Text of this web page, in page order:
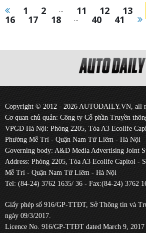
1 2 ... 11 12 13
16 17 18 ... 40 41
Copyright © 2012 - 2026 AUTODAILY.VN, all
Cơ quan chủ quản: Công ty Cổ phần Truyền
VPGD Hà Nội: Phòng 2205, Tòa A3 Ecolife
Phường Mễ Trì - Quận Nam Từ Liêm - Hà Nội
Governing body: A&D Media Advertising Joint
Address: Phòng 2205, Tòa A3 Ecolife Capitol -
Mễ Trì - Quận Nam Từ Liêm - Hà Nội
Tel: (84-24) 3762 1635/ 36 - Fax:(84-24) 3762
Giấy phép số 916/GP-TTĐT, Sở Thông tin và
ngày 09/3/2017.
Licence No. 916/GP-TTĐT dated March 9,